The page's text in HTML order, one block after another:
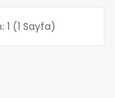
1 (1 Sayfa)